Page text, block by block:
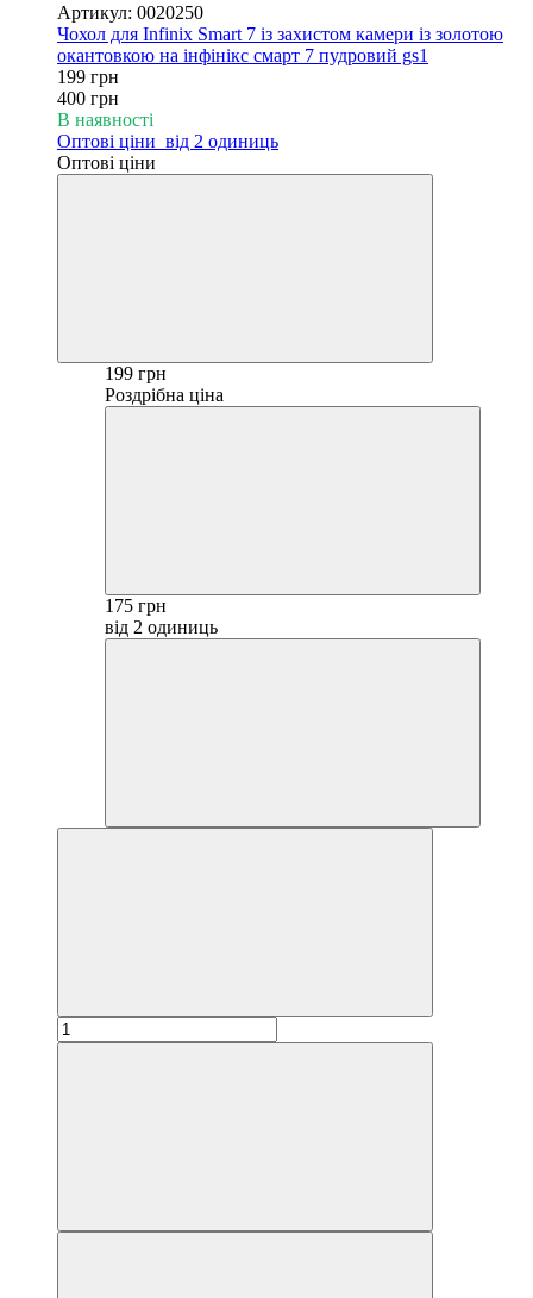
Артикул: 0020250
Чохол для Infinix Smart 7 із захистом камери із золотою
окантовкою на інфінікс смарт 7 пудровий gs1
199 грн
400 грн
В наявності
Оптові ціни від 2 одиниць
Оптові ціни
199 грн
Роздрібна ціна
175 грн
від 2 одиниць